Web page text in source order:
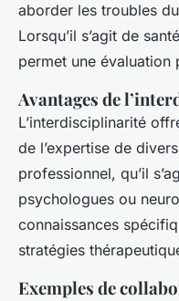
aborder les troubles
Lorsqu’il s’agit de
permet une évaluation
Avantages de
L’interdisciplinarité
de l’expertise de
professionnel, qu’il
psychologues ou
connaissances
stratégies
Exemples de